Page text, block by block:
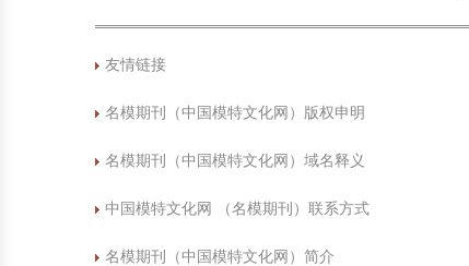
友情链接
名模期刊（中国模特文化网）版权申明
名模期刊（中国模特文化网）域名释义
中国模特文化网 （名模期刊）联系方式
名模期刊（中国模特文化网）简介